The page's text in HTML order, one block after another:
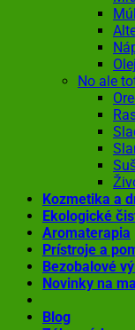
No ale
Kozmetika a
Ekologické
Aromaterapia
Prístroje a
Bezobalové
Novinky na
Blog